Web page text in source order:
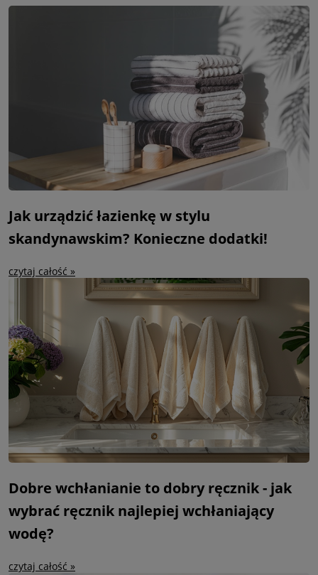
Jak urządzić łazienkę w stylu
skandynawskim? Konieczne dodatki!
czytaj całość »
Dobre wchłanianie to dobry ręcznik - jak
wybrać ręcznik najlepiej wchłaniający
wodę?
czytaj całość »